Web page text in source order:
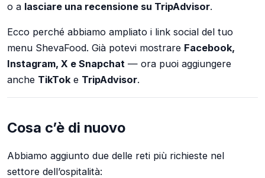
o a lasciare una recensione su TripAdvisor.
Ecco perché abbiamo ampliato i link social del tuo
menu ShevaFood. Già potevi mostrare Facebook,
Instagram, X e Snapchat — ora puoi aggiungere
anche TikToke TripAdvisor.
Cosa c’è di nuovo
Abbiamo aggiunto due delle reti più richieste nel
settore dell’ospitalità: